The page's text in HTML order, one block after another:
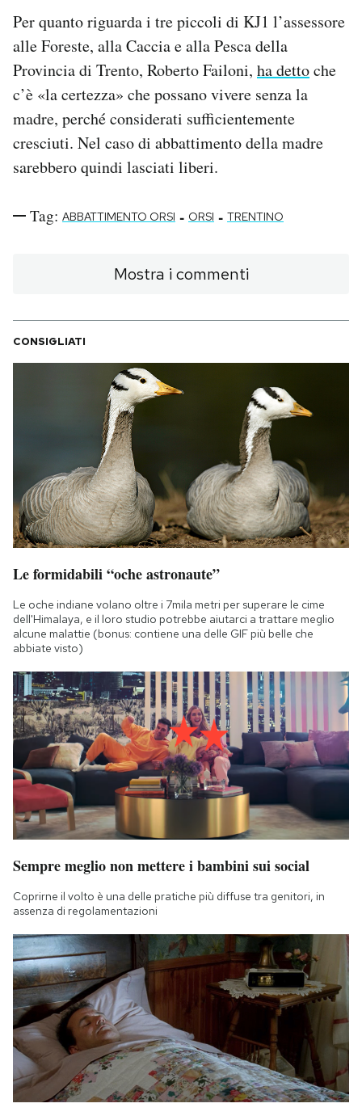
Per quanto riguarda i tre piccoli di KJ1 l’assessore
alle Foreste, alla Caccia e alla Pesca della
Provincia di Trento, Roberto Failoni, ha dettoche
c’è «la certezza» che possano vivere senza la
madre, perché considerati sufficientemente
cresciuti. Nel caso di abbattimento della madre
sarebbero quindi lasciati liberi.
Tag: ABBATTIMENTO ORSI - ORSI - TRENTINO
Mostra i commenti
CONSIGLIATI
Le formidabili “oche astronaute”
Le oche indiane volano oltre i 7mila metri per superare le cime
dell'Himalaya, e il loro studio potrebbe aiutarci a trattare meglio
alcune malattie (bonus: contiene una delle GIF più belle che
abbiate visto)
Sempre meglio non mettere i bambini sui social
Coprirne il volto è una delle pratiche più diffuse tra genitori, in
assenza di regolamentazioni